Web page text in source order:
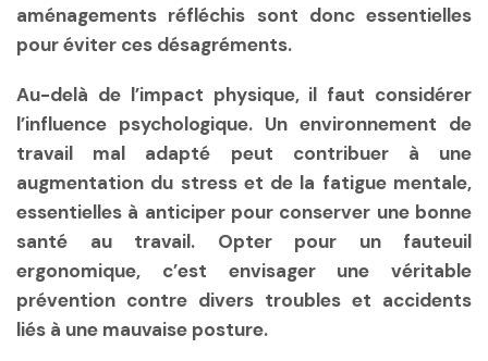
aménagements réfléchis sont donc essentielles
pour éviter ces désagréments.
Au-delà de l’impact physique, il faut considérer
l’influence psychologique. Un environnement de
travail mal adapté peut contribuer à une
augmentation du stress et de la fatigue mentale,
essentielles à anticiper pour conserver une bonne
santé au travail. Opter pour un fauteuil
ergonomique, c’est envisager une véritable
prévention contre divers troubles et accidents
liés à une mauvaise posture.